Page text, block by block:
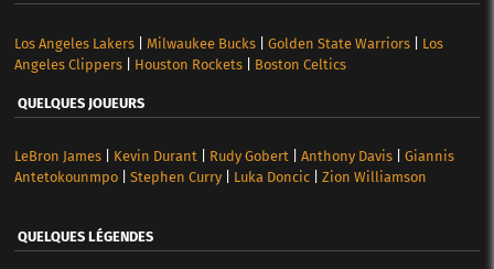
Los Angeles Lakers| Milwaukee Bucks| Golden State Warriors| Los
Angeles Clippers| Houston Rockets| Boston Celtics
QUELQUES JOUEURS
LeBron James| Kevin Durant| Rudy Gobert| Anthony Davis| Giannis
Antetokounmpo| Stephen Curry| Luka Doncic| Zion Williamson
QUELQUES LÉGENDES